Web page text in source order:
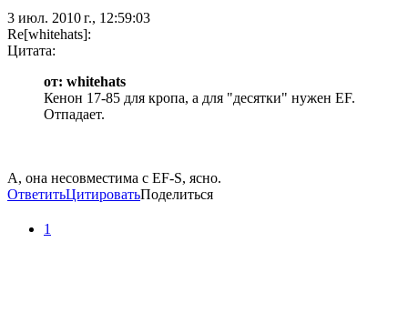
3 июл. 2010 г., 12:59:03
Re[whitehats]:
Цитата:
от: whitehats
Кенон 17-85 для кропа, а для "десятки" нужен EF.
Отпадает.
А, она несовместима с EF-S, ясно.
ОтветитьЦитироватьПоделиться
1